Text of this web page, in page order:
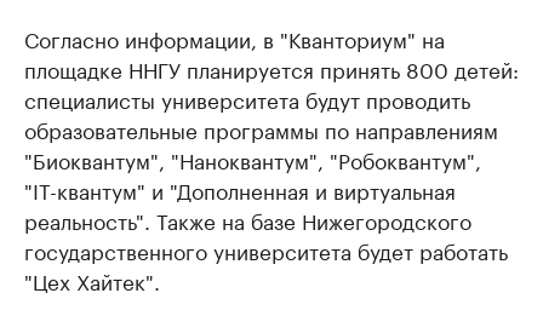
Согласно информации, ​в "Кванториум" на
площадке ННГУ планируется принять 800 детей:
специалисты университета будут проводить
образовательные программы по направлениям
"Биоквантум", "Наноквантум", "Робоквантум",
"IT-квантум" и "Дополненная и виртуальная
реальность". Также на базе Нижегородского
государственного университета будет работать
"Цех Хайтек".